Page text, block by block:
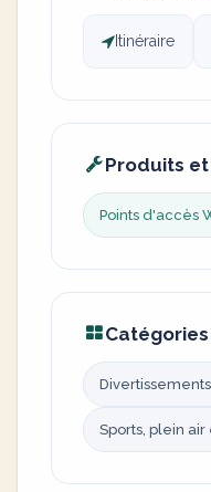
Itinéraire
Produits
Points d'accès
Catégories
Sports, plein air